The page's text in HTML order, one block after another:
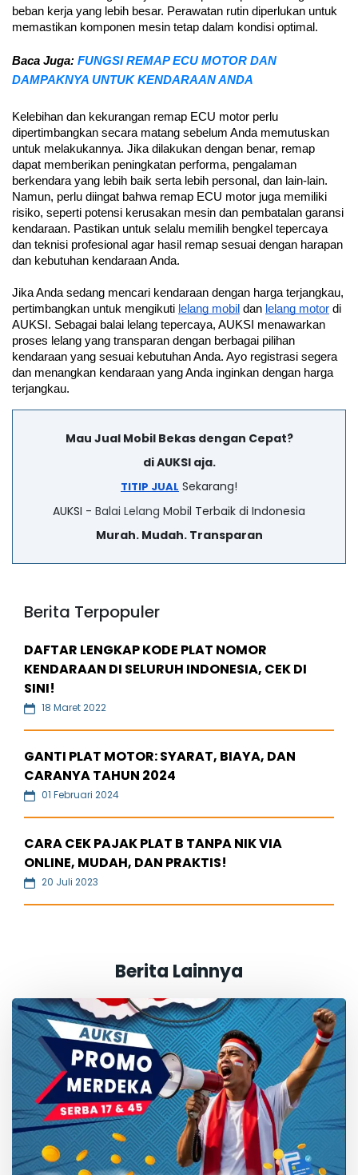
beban kerja yang lebih besar. Perawatan rutin diperlukan untuk
memastikan komponen mesin tetap dalam kondisi optimal.
Baca Juga: FUNGSI REMAP ECU MOTOR DAN
DAMPAKNYA UNTUK KENDARAAN ANDA
Kelebihan dan kekurangan remap ECU motor perlu
dipertimbangkan secara matang sebelum Anda memutuskan
untuk melakukannya. Jika dilakukan dengan benar, remap
dapat memberikan peningkatan performa, pengalaman
berkendara yang lebih baik serta lebih personal, dan lain-lain.
Namun, perlu diingat bahwa remap ECU motor juga memiliki
risiko, seperti potensi kerusakan mesin dan pembatalan garansi
kendaraan. Pastikan untuk selalu memilih bengkel tepercaya
dan teknisi profesional agar hasil remap sesuai dengan harapan
dan kebutuhan kendaraan Anda.
Jika Anda sedang mencari kendaraan dengan harga terjangkau,
pertimbangkan untuk mengikuti lelang mobil dan lelang motor di
AUKSI. Sebagai balai lelang tepercaya, AUKSI menawarkan
proses lelang yang transparan dengan berbagai pilihan
kendaraan yang sesuai kebutuhan Anda. Ayo registrasi segera
dan menangkan kendaraan yang Anda inginkan dengan harga
terjangkau.
Mau Jual Mobil Bekas dengan Cepat?
di AUKSI aja.
TITIP JUAL Sekarang!
AUKSI - Balai Lelang Mobil Terbaik di Indonesia
Murah. Mudah. Transparan
Berita Terpopuler
DAFTAR LENGKAP KODE PLAT NOMOR
KENDARAAN DI SELURUH INDONESIA, CEK DI
SINI!
18 Maret 2022
GANTI PLAT MOTOR: SYARAT, BIAYA, DAN
CARANYA TAHUN 2024
01 Februari 2024
CARA CEK PAJAK PLAT B TANPA NIK VIA
ONLINE, MUDAH, DAN PRAKTIS!
20 Juli 2023
Berita Lainnya